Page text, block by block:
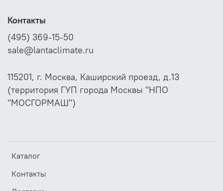
Каталог
Контакты
Контакты
(495) 369-15-50
sale@lantaclimate.ru
115201, г. Москва, Каширский проезд, д.13
(территория ГУП города Москвы "НПО
"МОСГОРМАШ")